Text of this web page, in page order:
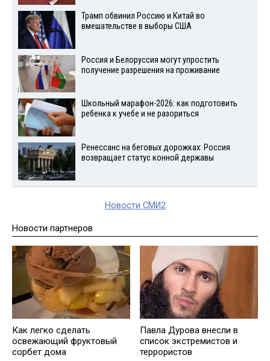
Трамп обвинил Россию и Китай во
вмешательстве в выборы США
Россия и Белоруссия могут упростить
получение разрешения на проживание
Школьный марафон-2026: как подготовить
ребенка к учебе и не разориться
Ренессанс на беговых дорожках: Россия
возвращает статус конной державы
Новости СМИ2
Новости партнеров
Как легко сделать
освежающий фруктовый
сорбет дома
Павла Дурова внесли в
список экстремистов и
террористов